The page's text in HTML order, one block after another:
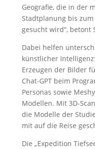
Geografie, die in der
Stadtplanung bis
gesucht wird“, betont
Dabei helfen
künstlicher
Erzeugen der Bilder
Chat-GPT beim
Personas sowie
Modellen. Mit 3D-
die Modelle der
mit auf die Reise
Die „Expedition